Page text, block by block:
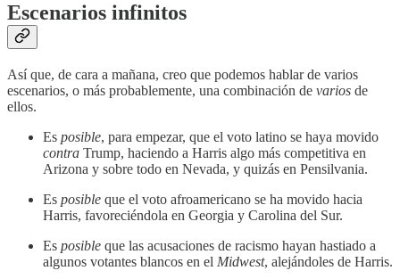
Escenarios infinitos
Así que, de cara a mañana, creo que podemos hablar de varios
escenarios, o más probablemente, una combinación de varios de
ellos.
Es posible, para empezar, que el voto latino se haya movido
contra Trump, haciendo a Harris algo más competitiva en
Arizona y sobre todo en Nevada, y quizás en Pensilvania.
Es posible que el voto afroamericano se ha movido hacia
Harris, favoreciéndola en Georgia y Carolina del Sur.
Es posible que las acusaciones de racismo hayan hastiado a
algunos votantes blancos en el Midwest, alejándoles de Harris.